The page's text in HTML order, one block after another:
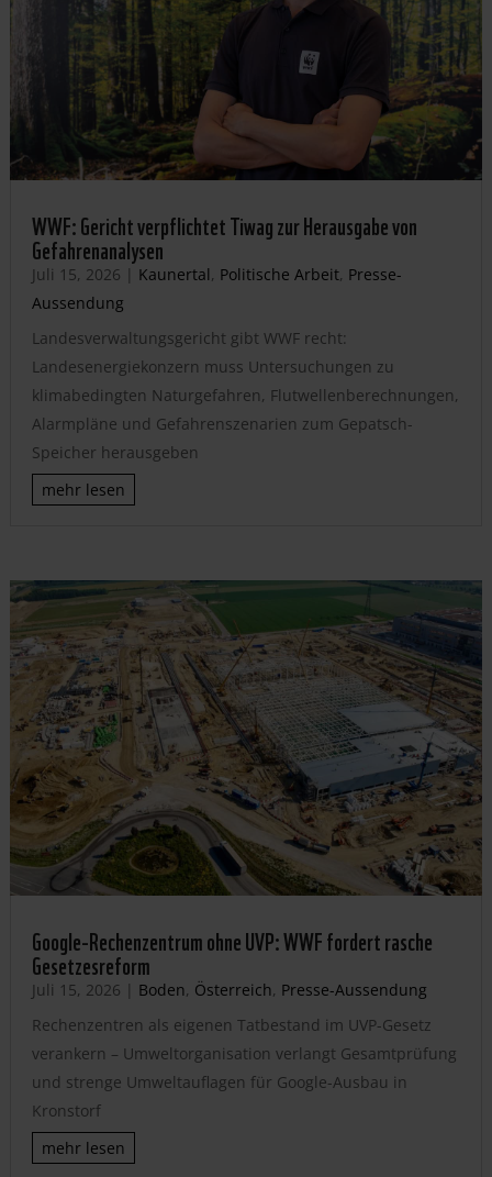
WWF: Gericht verpflichtet Tiwag zur Herausgabe von
Gefahrenanalysen
Juli 15, 2026 | Kaunertal, Politische Arbeit, Presse-
Aussendung
Landesverwaltungsgericht gibt WWF recht:
Landesenergiekonzern muss Untersuchungen zu
klimabedingten Naturgefahren, Flutwellenberechnungen,
Alarmpläne und Gefahrenszenarien zum Gepatsch-
Speicher herausgeben
mehr lesen
Google-Rechenzentrum ohne UVP: WWF fordert rasche
Gesetzesreform
Juli 15, 2026 | Boden, Österreich, Presse-Aussendung
Rechenzentren als eigenen Tatbestand im UVP-Gesetz
verankern – Umweltorganisation verlangt Gesamtprüfung
und strenge Umweltauflagen für Google-Ausbau in
Kronstorf
mehr lesen